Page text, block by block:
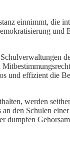
einnimmt, die
und effizient die
werden
den Schulen
dumpfen